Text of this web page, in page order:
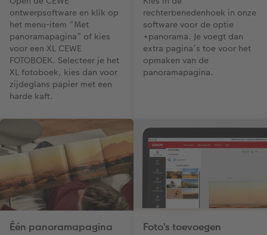
ontwerpsoftware en klik op
het menu-item “Met
panoramapagina” of kies
voor een XL CEWE
FOTOBOEK. Selecteer je het
XL fotoboek, kies dan voor
zijdeglans papier met een
harde kaft.
rechterbenedenhoek in onze
software voor de optie
+panorama. Je voegt dan
extra pagina’s toe voor het
opmaken van de
panoramapagina.
Één panoramapagina
Foto’s toevoegen